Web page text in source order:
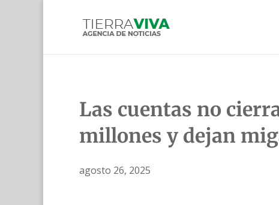
Las cuentas no
millones y dejan
agosto 26, 2025